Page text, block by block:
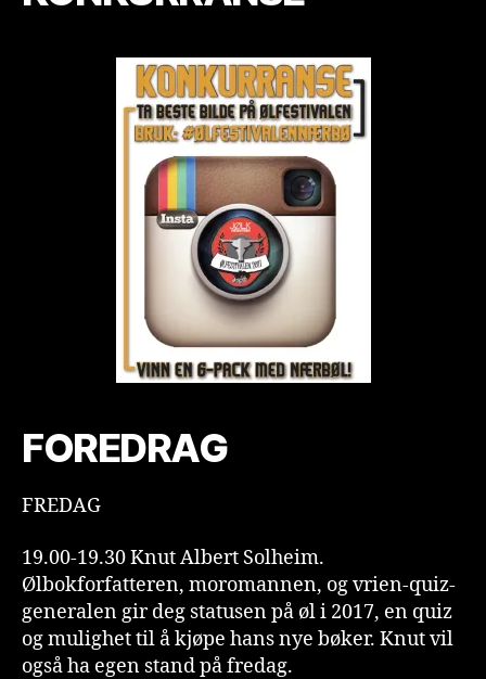
FOREDRAG
FREDAG
19.00-19.30 Knut Albert Solheim.
Ølbokforfatteren, moromannen, og vrien-quiz-
generalen gir deg statusen på øl i 2017, en quiz
og mulighet til å kjøpe hans nye bøker. Knut vil
også ha egen stand på fredag.